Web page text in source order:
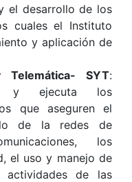
el desarrollo de los
cuales el Instituto
y aplicación de
SYT:
y ejecuta los
que aseguren el
de la redes de
los
el uso y manejo de
actividades de las